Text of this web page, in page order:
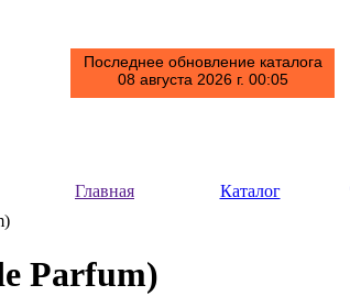
Последнее обновление каталога
08 августа 2026 г. 00:05
Главная Каталог
Parfum)